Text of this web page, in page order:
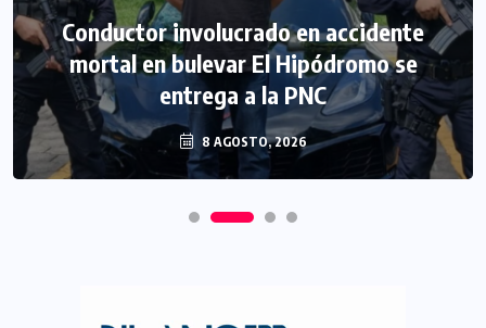
Conductor involucrado en accidente
mortal en bulevar El Hipódromo se
entrega a la PNC
8 AGOSTO, 2026